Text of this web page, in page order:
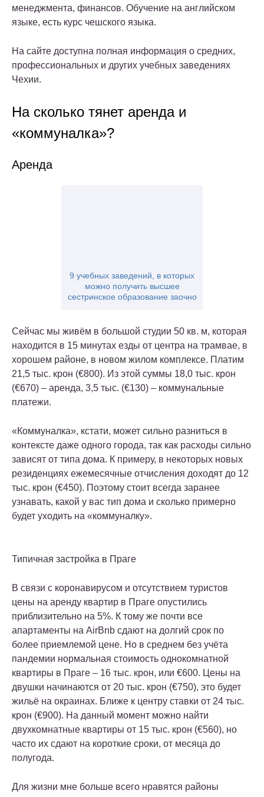
менеджмента, финансов. Обучение на английском
языке, есть курс чешского языка.
На сайте доступна полная информация о средних,
профессиональных и других учебных заведениях
Чехии.
На сколько тянет аренда и
«коммуналка»?
Аренда
9 учебных заведений, в которых
можно получить высшее
сестринское образование заочно
Сейчас мы живём в большой студии 50 кв. м, которая
находится в 15 минутах езды от центра на трамвае, в
хорошем районе, в новом жилом комплексе. Платим
21,5 тыс. крон (€800). Из этой суммы 18,0 тыс. крон
(€670) – аренда, 3,5 тыс. (€130) – коммунальные
платежи.
«Коммуналка», кстати, может сильно разниться в
контексте даже одного города, так как расходы сильно
зависят от типа дома. К примеру, в некоторых новых
резиденциях ежемесячные отчисления доходят до 12
тыс. крон (€450). Поэтому стоит всегда заранее
узнавать, какой у вас тип дома и сколько примерно
будет уходить на «коммуналку».
Типичная застройка в Праге
В связи с коронавирусом и отсутствием туристов
цены на аренду квартир в Праге опустились
приблизительно на 5%. К тому же почти все
апартаменты на AirBnb сдают на долгий срок по
более приемлемой цене. Но в среднем без учёта
пандемии нормальная стоимость однокомнатной
квартиры в Праге – 16 тыс. крон, или €600. Цены на
двушки начинаются от 20 тыс. крон (€750), это будет
жильё на окраинах. Ближе к центру ставки от 24 тыс.
крон (€900). На данный момент можно найти
двухкомнатные квартиры от 15 тыс. крон (€560), но
часто их сдают на короткие сроки, от месяца до
полугода.
Для жизни мне больше всего нравятся районы